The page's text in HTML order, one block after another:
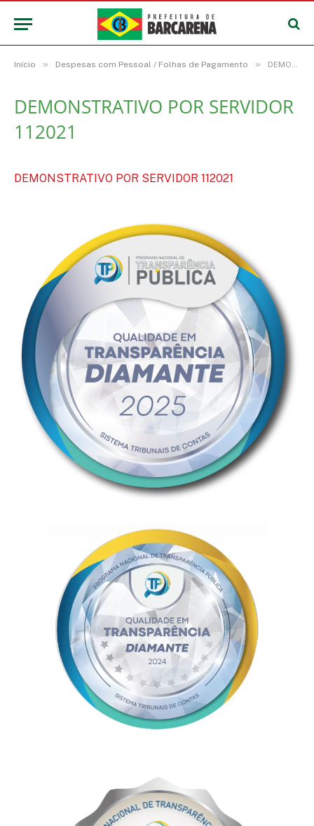
Início » Despesas com Pessoal / Folhas de Pagamento » DEMONSTRATIVO POR SERVIDOR 112021
DEMONSTRATIVO POR SERVIDOR
112021
DEMONSTRATIVO POR SERVIDOR 112021